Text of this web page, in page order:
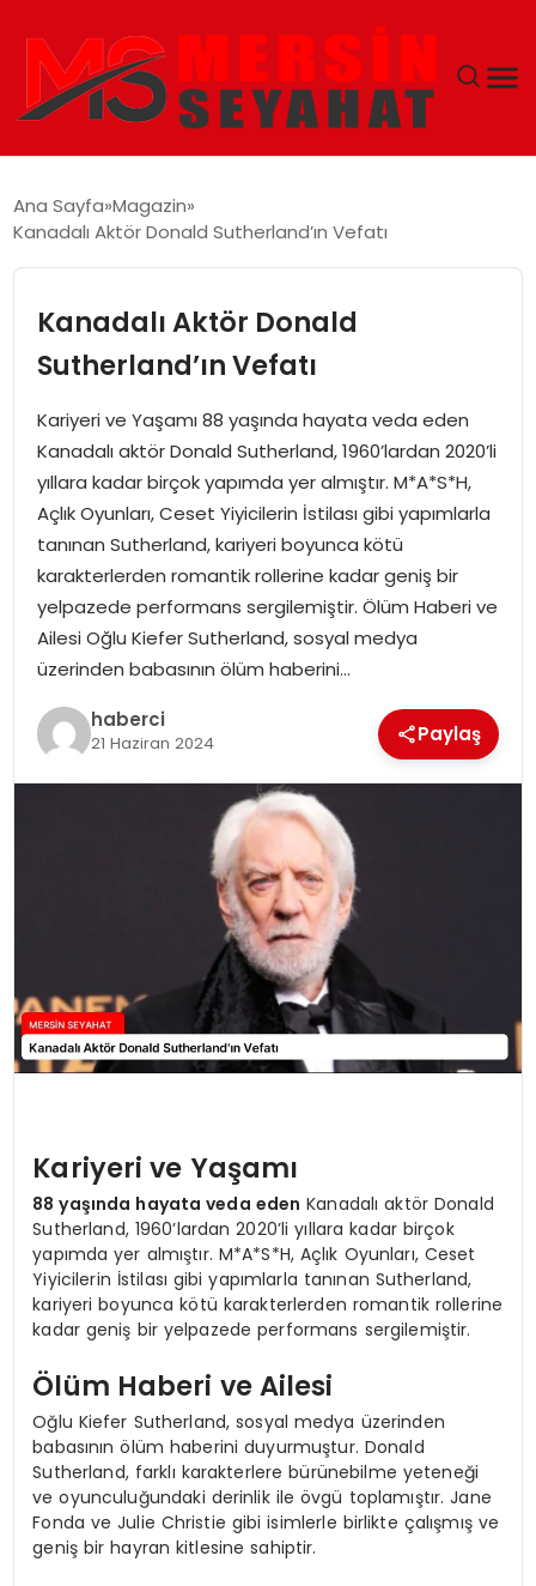
EĞITIM
TEKNOLOJI
GÜNCEL
Ana Sayfa Magazin
Kanadalı Aktör Donald Sutherland’ın Vefatı
Kanadalı Aktör Donald
Sutherland’ın Vefatı
Kariyeri ve Yaşamı 88 yaşında hayata veda eden
Kanadalı aktör Donald Sutherland, 1960’lardan 2020’li
yıllara kadar birçok yapımda yer almıştır. M*A*S*H,
Açlık Oyunları, Ceset Yiyicilerin İstilası gibi yapımlarla
tanınan Sutherland, kariyeri boyunca kötü
karakterlerden romantik rollerine kadar geniş bir
yelpazede performans sergilemiştir. Ölüm Haberi ve
Ailesi Oğlu Kiefer Sutherland, sosyal medya
üzerinden babasının ölüm haberini…
haberci
21 Haziran 2024 Paylaş
Kariyeri ve Yaşamı
88 yaşında hayata veda eden Kanadalı aktör Donald
Sutherland, 1960’lardan 2020’li yıllara kadar birçok
yapımda yer almıştır. M*A*S*H, Açlık Oyunları, Ceset
Yiyicilerin İstilası gibi yapımlarla tanınan Sutherland,
kariyeri boyunca kötü karakterlerden romantik rollerine
kadar geniş bir yelpazede performans sergilemiştir.
Ölüm Haberi ve Ailesi
Oğlu Kiefer Sutherland, sosyal medya üzerinden
babasının ölüm haberini duyurmuştur. Donald
Sutherland, farklı karakterlere bürünebilme yeteneği
ve oyunculuğundaki derinlik ile övgü toplamıştır. Jane
Fonda ve Julie Christie gibi isimlerle birlikte çalışmış ve
geniş bir hayran kitlesine sahiptir.